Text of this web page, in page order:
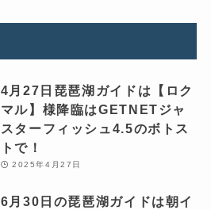
4月27日琵琶湖ガイドは【ロク
マル】様降臨はGETNETジャ
スターフィッシュ4.5のボトス
トで！
2025年4月27日
6月30日の琵琶湖ガイドは朝イ